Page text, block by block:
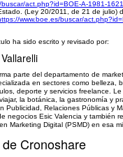
act.php?id=BOE-A-1981-
(Ley 20/2011, de 21 de julio)
www.boe.es/buscar/
ha sido escrito y revisado por:
parte del departamento de
en sectores como belleza,
deporte y servicios freelance.
la botánica, la gastronomía y
Publicidad, Relaciones Públicas y
negocios Esic Valencia y también
Marketing Digital (PSMD) en esa
Cronoshare